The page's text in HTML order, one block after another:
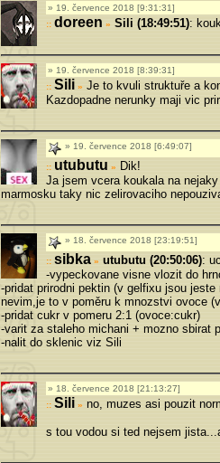
19. července 2018 [9:31:31]
doreen » Sili (18:49:51):
19. července 2018 [8:39:31]
Sili » Je to kvuli struktuře a
Kazdopadne nerunky maji vic
19. července 2018 [6:49:07]
utubutu »
Dik!
Ja jsem vcera koukala na
marmosku taky nic zelirovaciho
18. července 2018 [23:19:51]
sibka» utubutu (20:50:06):
-vypeckovane visne vlozit do
-pridat prirodni pektin (v gelfixu jsou
nevim,je to v poměru k mnozstvi ovoce
-pridat cukr v pomeru 2:1 (ovoce:cukr)
-varit za staleho michani + mozno sbirat
-nalit do sklenic viz Sili
18. července 2018 [21:13:27]
Sili » no, muzes asi pouzit
s tou vodou si ted nejsem